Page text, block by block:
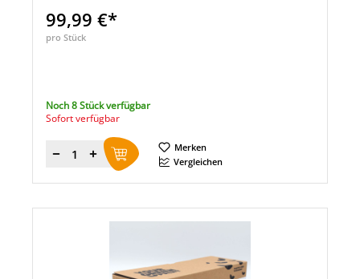
99,99 €*
pro Stück
Noch 8 Stück verfügbar
Sofort verfügbar
Menge
Merken
Vergleichen